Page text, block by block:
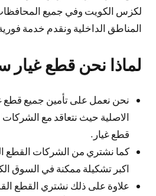
لكزس الكويت وفي جميع المحافظات
المناطق الداخلية ونقدم خدمة
لماذا نحن قطع
نحن نعمل على تأمين جميع قطع
الاصلية حيث نتعاقد مع
قطع غيار.
كما نشتري من الشركات القطع
اكبر تشكيلة ممكنة في السوق
علاوة على ذلك نشتري القطع